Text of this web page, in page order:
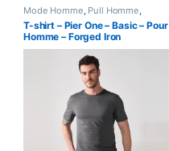
Mode Homme, Pull Homme,
Vetements Homme
T-shirt – Pier One – Basic – Pour
Homme – Forged Iron